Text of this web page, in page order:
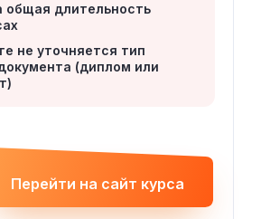
общая длительность
не уточняется тип
(диплом или
Перейти на сайт курса